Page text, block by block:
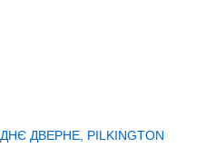
ДВЕРНЕ, PILKINGTON